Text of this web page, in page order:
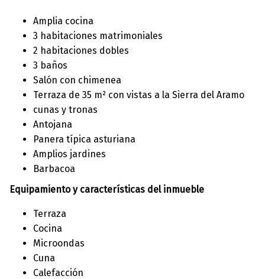
Amplia cocina
3 habitaciones matrimoniales
2 habitaciones dobles
3 baños
Salón con chimenea
Terraza de 35 m² con vistas a la Sierra del Aramo
cunas y tronas
Antojana
Panera típica asturiana
Amplios jardines
Barbacoa
Equipamiento y características del inmueble
Terraza
Cocina
Microondas
Cuna
Calefacción